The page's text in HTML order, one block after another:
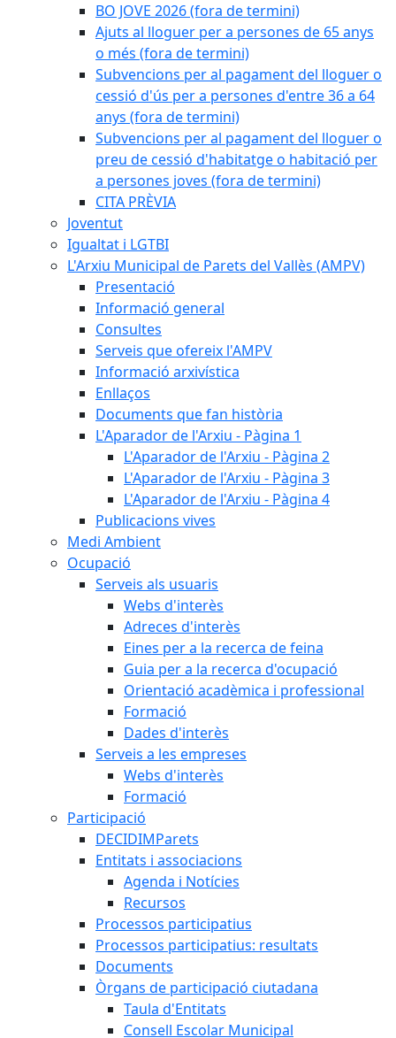
BO JOVE 2026 (fora de termini)
Ajuts al lloguer per a persones de 65 anys
o més (fora de termini)
Subvencions per al pagament del lloguer o
cessió d'ús per a persones d'entre 36 a 64
anys (fora de termini)
Subvencions per al pagament del lloguer o
preu de cessió d'habitatge o habitació per
a persones joves (fora de termini)
CITA PRÈVIA
Joventut
Igualtat i LGTBI
L'Arxiu Municipal de Parets del Vallès (AMPV)
Presentació
Informació general
Consultes
Serveis que ofereix l'AMPV
Informació arxivística
Enllaços
Documents que fan història
L'Aparador de l'Arxiu - Pàgina 1
L'Aparador de l'Arxiu - Pàgina 2
L'Aparador de l'Arxiu - Pàgina 3
L'Aparador de l'Arxiu - Pàgina 4
Publicacions vives
Medi Ambient
Ocupació
Serveis als usuaris
Webs d'interès
Adreces d'interès
Eines per a la recerca de feina
Guia per a la recerca d'ocupació
Orientació acadèmica i professional
Formació
Dades d'interès
Serveis a les empreses
Webs d'interès
Formació
Participació
DECIDIMParets
Entitats i associacions
Agenda i Notícies
Recursos
Processos participatius
Processos participatius: resultats
Documents
Òrgans de participació ciutadana
Taula d'Entitats
Consell Escolar Municipal